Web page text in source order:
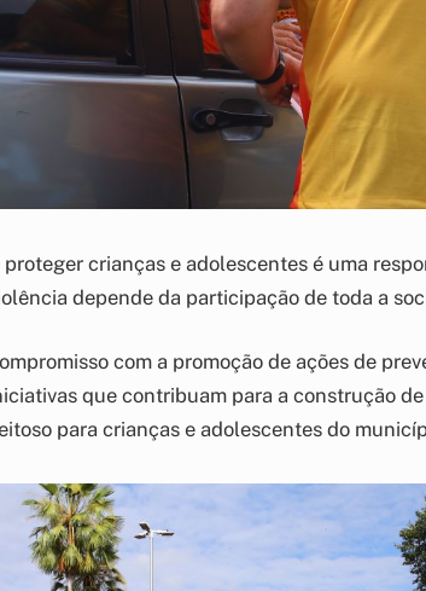
crianças e adolescentes é uma
depende da participação de toda a
com a promoção de ações de
que contribuam para a construção
para crianças e adolescentes do